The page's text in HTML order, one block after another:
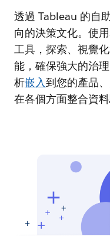
透過 Tableau 的自
向的決策文化。使
工具，探索、視覺
能，確保強大的治
析嵌入到您的產品
在各個方面整合資料